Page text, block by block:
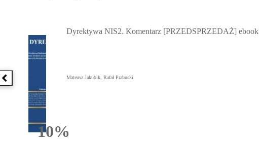
Poprzednia książka
10%
Dyrektywa NIS2. Komentarz [PRZEDSPRZEDAŻ] ebook
Mateusz Jakubik, Rafał Prabucki